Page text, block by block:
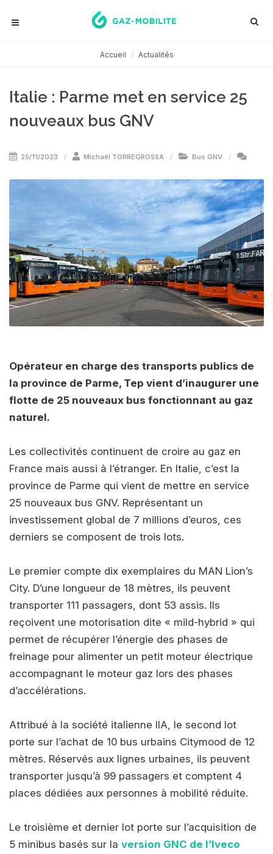
Accueil Actualités
Italie : Parme met en service 25
nouveaux bus GNV
25/11/2023 Michaël TORREGROSSA Bus GNV
Opérateur en charge des transports publics de
la province de Parme, Tep vient d’inaugurer une
flotte de 25 nouveaux bus fonctionnant au gaz
naturel.
Les collectivités continuent de croire au gaz en
France mais aussi à l’étranger. En Italie, c’est la
province de Parme qui vient de mettre en service
25 nouveaux bus GNV. Représentant un
investissement global de 7 millions d’euros, ces
derniers se composent de trois lots.
Le premier compte dix exemplaires du MAN Lion’s
City. D’une longueur de 18 mètres, ils peuvent
transporter 111 passagers, dont 53 assis. Ils
reçoivent une motorisation dite « mild-hybrid » qui
permet de récupérer l’énergie des phases de
freinage pour alimenter un petit moteur électrique
accompagnant le moteur gaz lors des phases
d’accélérations.
Attribué à la société italienne IIA, le second lot
porte sur l’achat de 10 bus urbains Citymood de 12
mètres. Réservés aux lignes urbaines, ils peuvent
transporter jusqu’à 99 passagers et comptent 4
places dédiées aux personnes à mobilité réduite.
Le troisième et dernier lot porte sur l’acquisition de
5 minibus basés sur la version GNC de l’Iveco